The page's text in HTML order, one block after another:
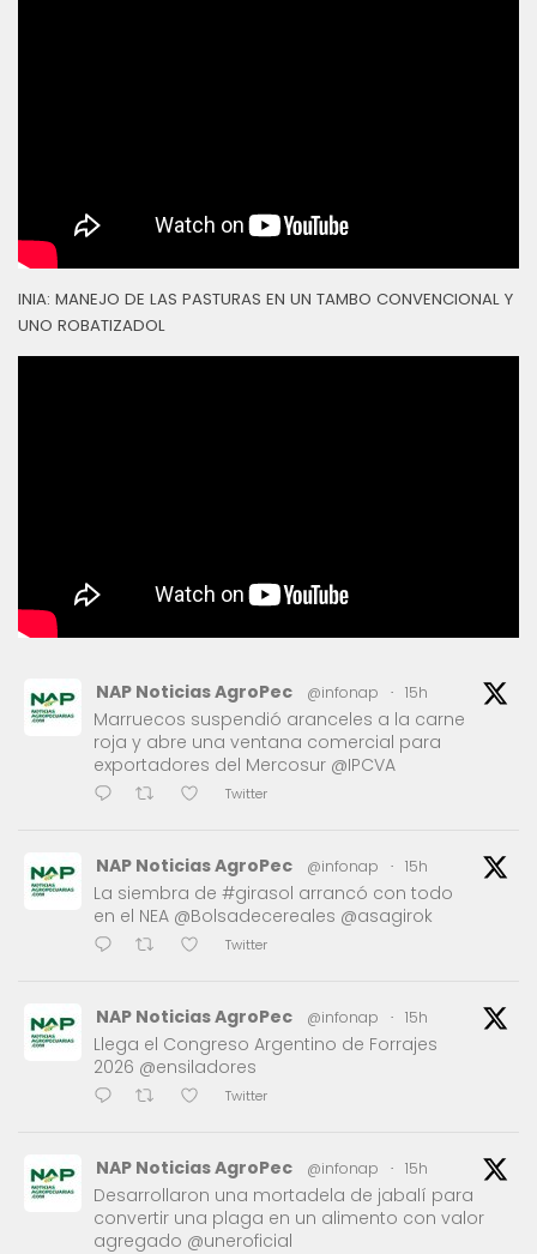
INIA: MANEJO DE LAS PASTURAS EN UN TAMBO CONVENCIONAL Y
UNO ROBATIZADOL
NAP Noticias AgroPec @infonap · 15h
Marruecos suspendió aranceles a la carne
roja y abre una ventana comercial para
exportadores del Mercosur @IPCVA
Twitter
NAP Noticias AgroPec @infonap · 15h
La siembra de #girasol arrancó con todo
en el NEA @Bolsadecereales @asagirok
Twitter
NAP Noticias AgroPec @infonap · 15h
Llega el Congreso Argentino de Forrajes
2026 @ensiladores
Twitter
NAP Noticias AgroPec @infonap · 15h
Desarrollaron una mortadela de jabalí para
convertir una plaga en un alimento con valor
agregado @uneroficial